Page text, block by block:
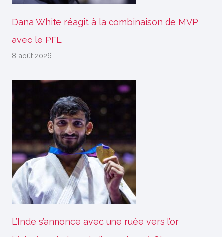
Dana White réagit à la combinaison de MVP
avec le PFL
8 août 2026
L’Inde s’annonce avec une ruée vers l’or